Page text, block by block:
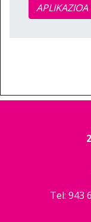
APLIKAZIOA
Tel: 943